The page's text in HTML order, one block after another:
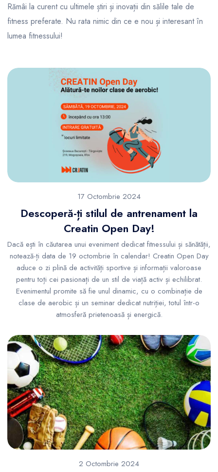
Rămâi la curent cu ultimele știri și inovații din sălile tale de
fitness preferate. Nu rata nimic din ce e nou și interesant în
lumea fitnessului!
17 Octombrie 2024
Descoperă-ți stilul de antrenament la
Creatin Open Day!
Dacă ești în căutarea unui eveniment dedicat fitnessului și sănătății,
notează-ți data de 19 octombrie în calendar! Creatin Open Day
aduce o zi plină de activități sportive și informații valoroase
pentru toți cei pasionați de un stil de viață activ și echilibrat.
Evenimentul promite să fie unul dinamic, cu o combinație de
clase de aerobic și un seminar dedicat nutriției, totul într-o
atmosferă prietenoasă și energică.
2 Octombrie 2024